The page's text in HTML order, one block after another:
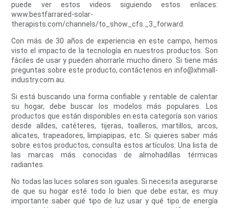
puede ver estos videos siguiendo estos enlaces:
www.bestfarrared-solar-
therapists.com/channels/to_show_cfs._3_forward.
Con más de 30 años de experiencia en este campo, hemos
visto el impacto de la tecnología en nuestros productos. Son
fáciles de usar y pueden ahorrarle mucho dinero. Si tiene más
preguntas sobre este producto, contáctenos en info@xhmall-
industry.com.au.
Si está buscando una forma confiable y rentable de calentar
su hogar, debe buscar los modelos más populares. Los
productos que están disponibles en esta categoría son varios
desde alldes, catéteres, tijeras, toalleros, martillos, arcos,
alicates, trapeadores, limpiapipas, etc. Si quieres saber más
sobre estos productos, consulta estos artículos: Una lista de
las marcas más conocidas de almohadillas térmicas
radiantes.
No todas las luces solares son iguales. Si necesita asegurarse
de que su hogar esté todo lo bien que debe estar, es muy
importante saber qué tipo de luz usar y qué tipo de energía